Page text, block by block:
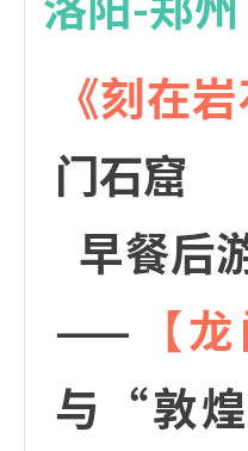
《刻在
门石窟
早餐后
—— 【
与“敦